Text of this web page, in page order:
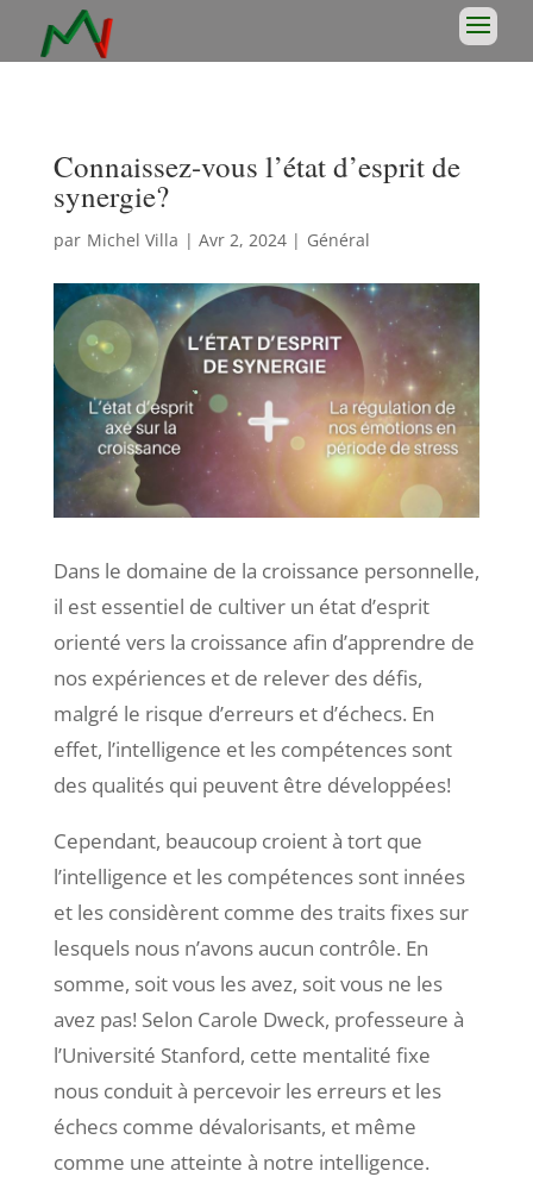
Connaissez-vous l’état d’esprit de
synergie?
par Michel Villa | Avr 2, 2024| Général
Dans le domaine de la croissance personnelle,
il est essentiel de cultiver un état d’esprit
orienté vers la croissance afin d’apprendre de
nos expériences et de relever des défis,
malgré le risque d’erreurs et d’échecs. En
effet, l’intelligence et les compétences sont
des qualités qui peuvent être développées!
Cependant, beaucoup croient à tort que
l’intelligence et les compétences sont innées
et les considèrent comme des traits fixes sur
lesquels nous n’avons aucun contrôle. En
somme, soit vous les avez, soit vous ne les
avez pas! Selon Carole Dweck, professeure à
l’Université Stanford, cette mentalité fixe
nous conduit à percevoir les erreurs et les
échecs comme dévalorisants, et même
comme une atteinte à notre intelligence.